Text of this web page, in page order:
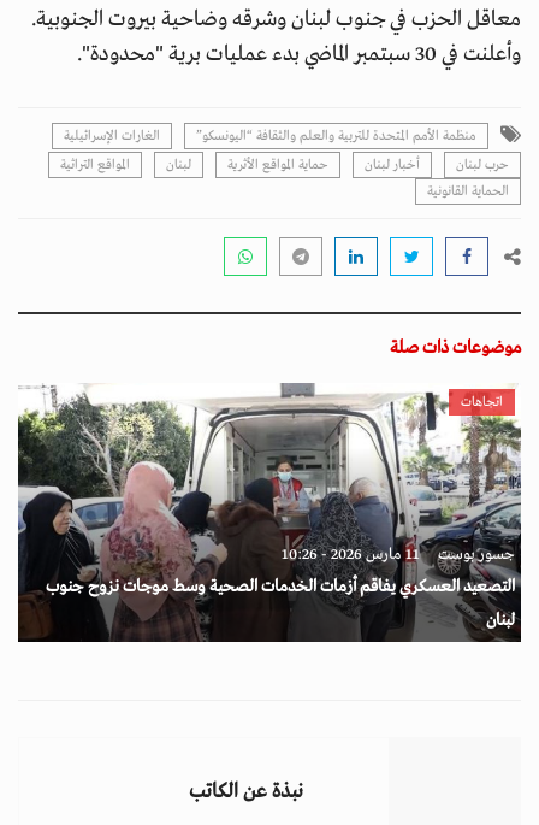
معاقل الحزب في جنوب لبنان وشرقه وضاحية بيروت الجنوبية.
وأعلنت في 30 سبتمبر الماضي بدء عمليات برية "محدودة".
منظمة الأمم المتحدة للتربية والعلم والثقافة “اليونسكو”
الغارات الإسرائيلية
حرب لبنان
أخبار لبنان حماية المواقع الأثرية لبنان
المواقع التراثية
الحماية القانونية
موضوعات ذات صلة
اتجاهات
جسور بوست 11 مارس 2026 - 10:26
التصعيد العسكري يفاقم أزمات الخدمات الصحية وسط موجات نزوح جنوب
لبنان
نبذة عن الكاتب